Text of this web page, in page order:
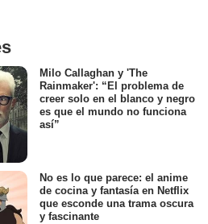
Milo Callaghan y 'The
Rainmaker': “El problema de
creer solo en el blanco y negro
es que el mundo no funciona
así”
No es lo que parece: el anime
de cocina y fantasía en Netflix
que esconde una trama oscura
y fascinante